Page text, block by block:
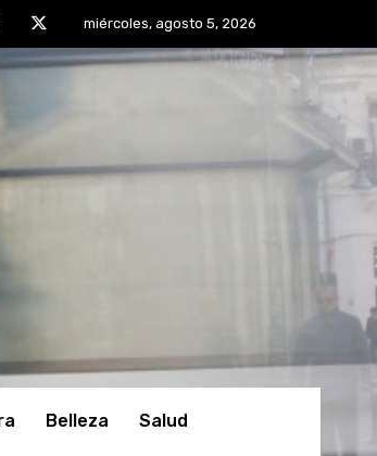
miércoles, agosto 5, 2026
Belleza Salud